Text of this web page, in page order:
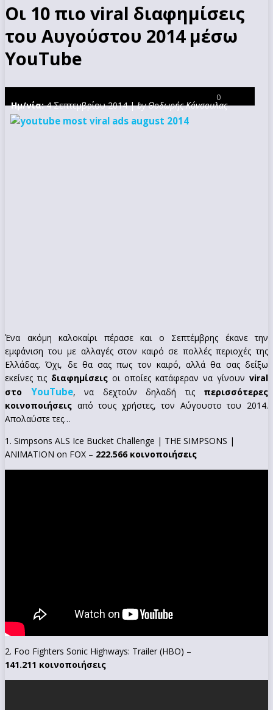
Οι 10 πιο viral διαφημίσεις
του Αυγούστου 2014 μέσω
YouTube
Ημ/νία:4 Σεπτεμβρίου 2014 |by Θοδωρής Κόνσουλας
0
Ένα ακόμη καλοκαίρι πέρασε και ο Σεπτέμβρης έκανε την
εμφάνιση του με αλλαγές στον καιρό σε πολλές περιοχές της
Ελλάδας. Όχι, δε θα σας πως τον καιρό, αλλά θα σας δείξω
εκείνες τις διαφημίσεις οι οποίες κατάφεραν να γίνουν viral
στο YouTube, να δεχτούν δηλαδή τις περισσότερες
κοινοποιήσεις από τους χρήστες, τον Αύγουστο του 2014.
Απολαύστε τες…
1. Simpsons ALS Ice Bucket Challenge | THE SIMPSONS |
ANIMATION on FOX – 222.566 κοινοποιήσεις
2. Foo Fighters Sonic Highways: Trailer (HBO) –
141.211 κοινοποιήσεις